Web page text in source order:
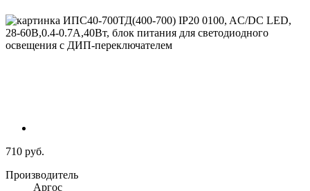
710 руб.
Производитель
Аргос